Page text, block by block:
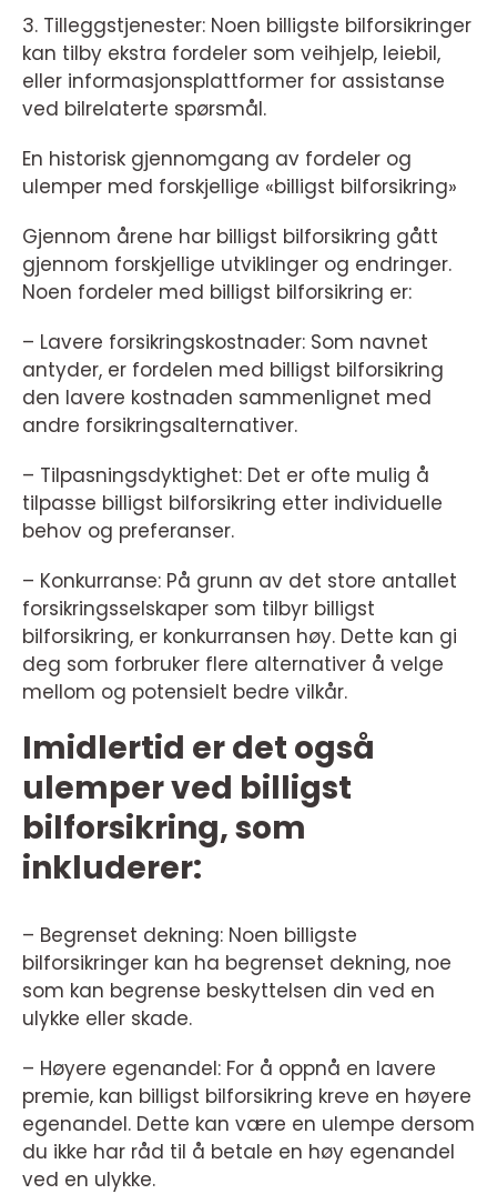
3. Tilleggstjenester: Noen billigste bilforsikringer
kan tilby ekstra fordeler som veihjelp, leiebil,
eller informasjonsplattformer for assistanse
ved bilrelaterte spørsmål.
En historisk gjennomgang av fordeler og
ulemper med forskjellige «billigst bilforsikring»
Gjennom årene har billigst bilforsikring gått
gjennom forskjellige utviklinger og endringer.
Noen fordeler med billigst bilforsikring er:
– Lavere forsikringskostnader: Som navnet
antyder, er fordelen med billigst bilforsikring
den lavere kostnaden sammenlignet med
andre forsikringsalternativer.
– Tilpasningsdyktighet: Det er ofte mulig å
tilpasse billigst bilforsikring etter individuelle
behov og preferanser.
– Konkurranse: På grunn av det store antallet
forsikringsselskaper som tilbyr billigst
bilforsikring, er konkurransen høy. Dette kan gi
deg som forbruker flere alternativer å velge
mellom og potensielt bedre vilkår.
Imidlertid er det også
ulemper ved billigst
bilforsikring, som
inkluderer:
– Begrenset dekning: Noen billigste
bilforsikringer kan ha begrenset dekning, noe
som kan begrense beskyttelsen din ved en
ulykke eller skade.
– Høyere egenandel: For å oppnå en lavere
premie, kan billigst bilforsikring kreve en høyere
egenandel. Dette kan være en ulempe dersom
du ikke har råd til å betale en høy egenandel
ved en ulykke.